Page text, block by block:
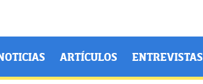
ARTÍCULOS ENTREVISTAS